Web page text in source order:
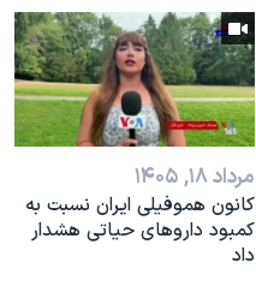
مرداد ۱۸, ۱۴۰۵
کانون هموفیلی ایران نسبت به
کمبود داروهای حیاتی هشدار
داد